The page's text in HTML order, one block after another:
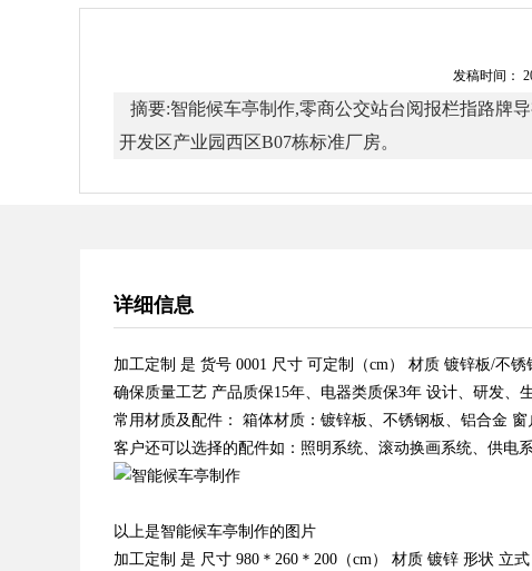
发稿时间：
摘要:智能候车亭制作,零商公交站台阅报栏指路牌
开发区产业园西区B07栋标准厂房。
详细信息
加工定制 是 货号 0001 尺寸 可定制（cm） 材质 镀锌板/不
确保质量工艺 产品质保15年、电器类质保3年 设计、研发
常用材质及配件： 箱体材质：镀锌板、不锈钢板、铝合金
客户还可以选择的配件如：照明系统、滚动换画系统、供电
以上是智能候车亭制作的图片
加工定制 是 尺寸 980＊260＊200（cm） 材质 镀锌 形状 立